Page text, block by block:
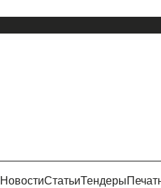
НовостиСтатьиТендеры